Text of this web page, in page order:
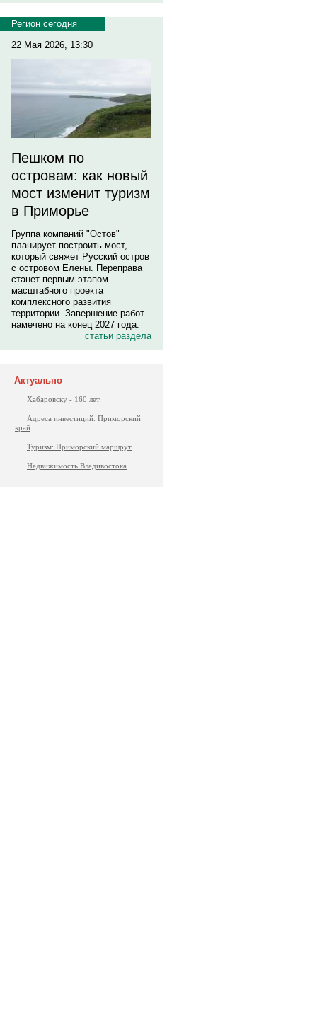
Регион сегодня
22 Мая 2026, 13:30
Пешком по
островам: как новый
мост изменит туризм
в Приморье
Группа компаний "Остов"
планирует построить мост,
который свяжет Русский остров
с островом Елены. Переправа
станет первым этапом
масштабного проекта
комплексного развития
территории. Завершение работ
намечено на конец 2027 года.
статьи раздела
Актуально
Хабаровску - 160 лет
Адреса инвестиций. Приморский
край
Туризм: Приморский маршрут
Недвижимость Владивостока